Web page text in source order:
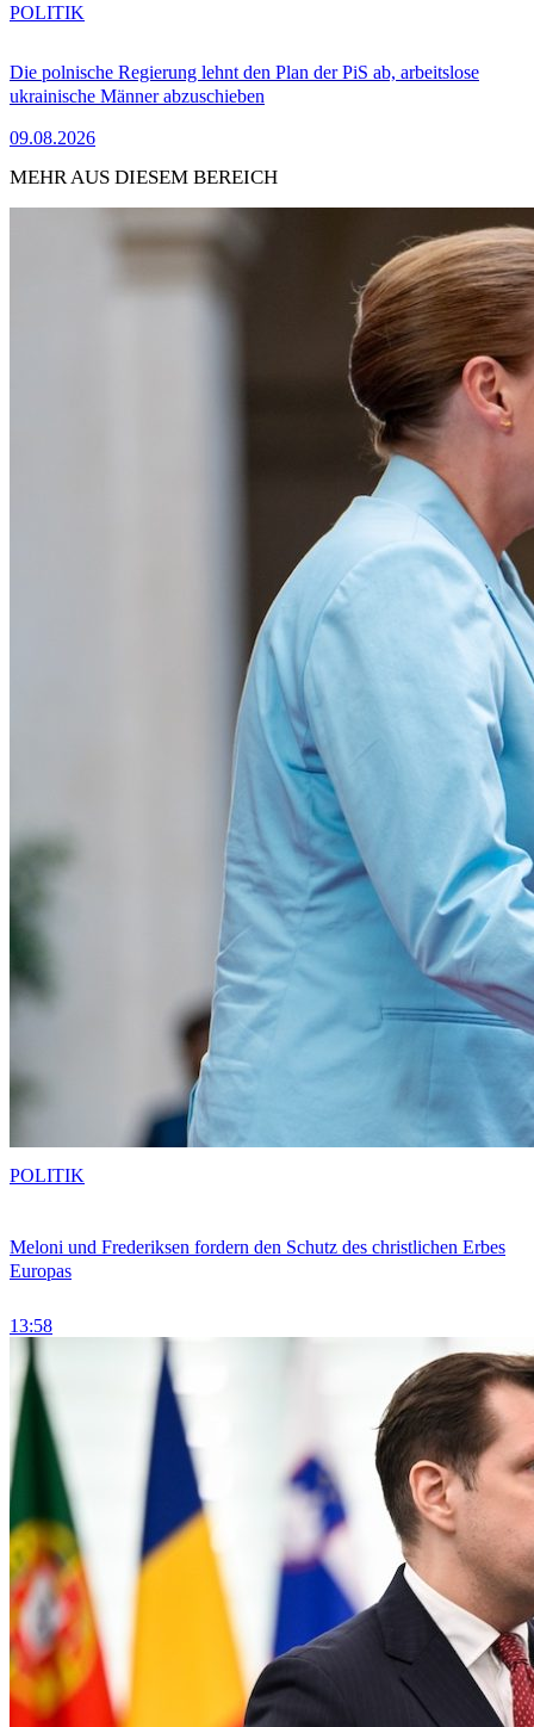
Die polnische Regierung lehnt den Plan der PiS ab, arbeitslose
ukrainische Männer abzuschieben
09.08.2026
POLITIK
MEHR AUS DIESEM BEREICH
Meloni und Frederiksen fordern den Schutz des christlichen Erbes
Europas
13:58
POLITIK